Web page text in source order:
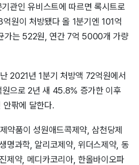
관인 유비스트에 따르면 록시트로
원이 처방됐다 올 1분기엔 101억
가는 522원, 연간 7억 5000개 가량
2021년 1분기 처방액 72억원에서
으로 2년 새 45.8% 증가한 이후
팎에 달한다.
약품이 성원애드콕제약, 삼천당제
명과학, 알리코제약, 위더스제약, 동
제약, 메디카코리아, 한올바이오파